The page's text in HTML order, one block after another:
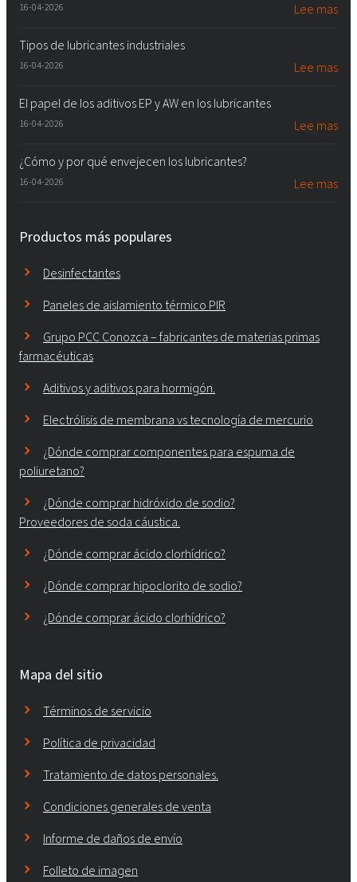
16-04-2026 Lee mas
Tipos de lubricantes industriales
16-04-2026 Lee mas
El papel de los aditivos EP y AW en los lubricantes
16-04-2026 Lee mas
¿Cómo y por qué envejecen los lubricantes?
16-04-2026 Lee mas
Productos más populares
Desinfectantes
Paneles de aislamiento térmico PIR
Grupo PCC Conozca – fabricantes de materias primas
farmacéuticas
Aditivos y aditivos para hormigón.
Electrólisis de membrana vs tecnología de mercurio
¿Dónde comprar componentes para espuma de
poliuretano?
¿Dónde comprar hidróxido de sodio?
Proveedores de soda cáustica.
¿Dónde comprar ácido clorhídrico?
¿Dónde comprar hipoclorito de sodio?
¿Dónde comprar ácido clorhídrico?
Mapa del sitio
Términos de servicio
Política de privacidad
Tratamiento de datos personales.
Condiciones generales de venta
Informe de daños de envío
Folleto de imagen